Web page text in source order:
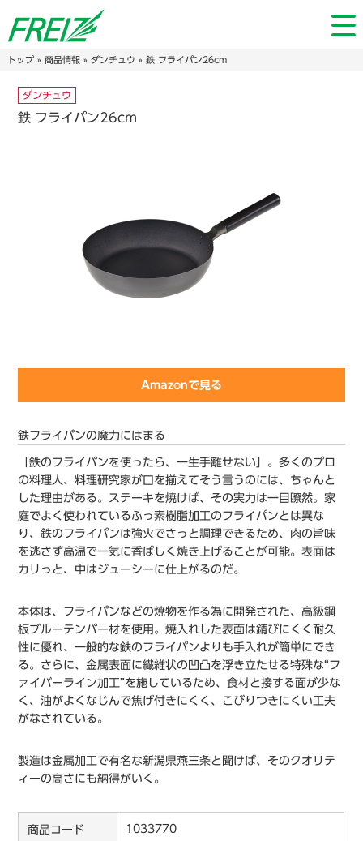
トップ» 商品情報» ダンチュウ » 鉄 フライパン26cm
ダンチュウ
鉄 フライパン26cm
Amazonで見る
鉄フライパンの魔力にはまる
「鉄のフライパンを使ったら、一生手離せない」。多くのプロ
の料理人、料理研究家が口を揃えてそう言うのには、ちゃんと
した理由がある。ステーキを焼けば、その実力は一目瞭然。家
庭でよく使われているふっ素樹脂加工のフライパンとは異な
り、鉄のフライパンは強火でさっと調理できるため、肉の旨味
を逃さず高温で一気に香ばしく焼き上げることが可能。表面は
カリっと、中はジューシーに仕上がるのだ。
本体は、フライパンなどの焼物を作る為に開発された、高級鋼
板ブルーテンパー材を使用。焼入れした表面は錆びにくく耐久
性に優れ、一般的な鉄のフライパンよりも手入れが簡単にでき
る。さらに、金属表面に繊維状の凹凸を浮き立たせる特殊な“フ
ァイバーライン加工”を施しているため、食材と接する面が少な
く、油がよくなじんで焦げ付きにくく、こびりつきにくい工夫
がなされている。
製造は金属加工で有名な新潟県燕三条と聞けば、そのクオリテ
ィーの高さにも納得がいく。
商品コード 1033770